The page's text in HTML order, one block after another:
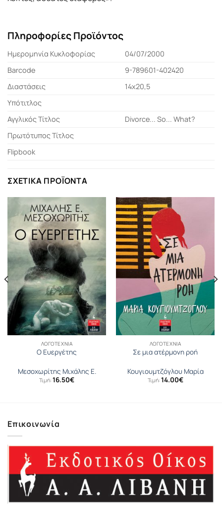
Πληροφορίες Προϊόντος
Ημερομηνία Κυκλοφορίας
04/07/2000
Barcode
9-789601-402420
Διαστάσεις
14x20,5
Υπότιτλος
Αγγλικός Τίτλος
Divorce... So... What?
Πρωτότυπος Τίτλος
Flipbook
ΣΧΕΤΙΚΆ ΠΡΟΪΌΝΤΑ
ΛΟΓΟΤΕΧΝΊΑ
Ο Ευεργέτης
Μεσοχωρίτης Μιχάλης Ε.
Τιμή: 16.50€
ΛΟΓΟΤΕΧΝΊΑ
Σε μια ατέρμονη ροή
Κουγιουµτζόγλου Μαρία
Τιμή: 14.00€
Επικοινωνία